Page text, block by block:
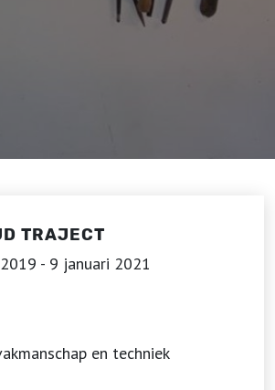
TRAJECT
- 9 januari 2021
en techniek